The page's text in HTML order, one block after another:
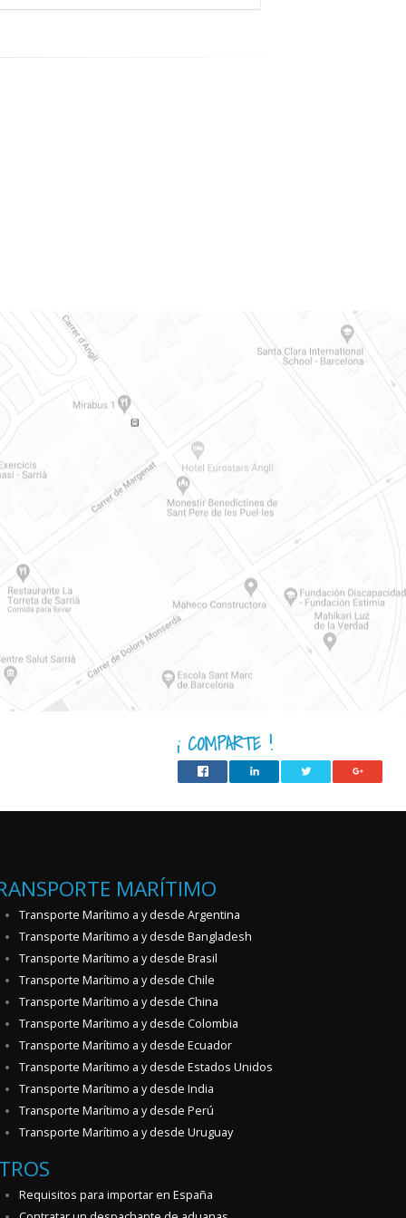
¡ COMPARTE !
MARÍTIMO
Transporte Marítimo a y desde Argentina
Transporte Marítimo a y desde Bangladesh
Transporte Marítimo a y desde Brasil
Transporte Marítimo a y desde Chile
Transporte Marítimo a y desde China
Transporte Marítimo a y desde Colombia
Transporte Marítimo a y desde Ecuador
Transporte Marítimo a y desde Estados Unidos
Transporte Marítimo a y desde India
Transporte Marítimo a y desde Perú
Transporte Marítimo a y desde Uruguay
Requisitos para importar en España